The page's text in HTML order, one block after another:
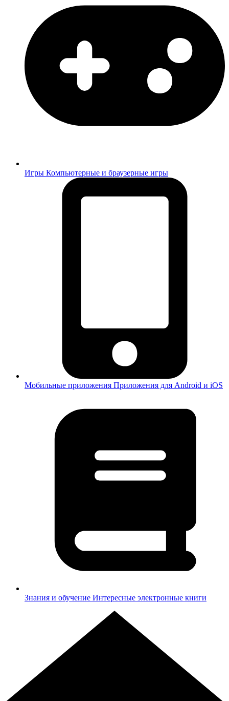
Игры Компьютерные и браузерные игры
Мобильные приложения Приложения для Android и iOS
Знания и обучение Интересные электронные книги